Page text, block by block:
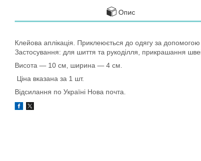
Опис
Клейова аплікація. Приклеюється до одягу за допомогою
Застосування: для шиття та рукоділля, прикрашання
Висота — 10 см, ширина — 4 см.
Ціна вказана за 1 шт.
Відсилання по Україні Нова почта.